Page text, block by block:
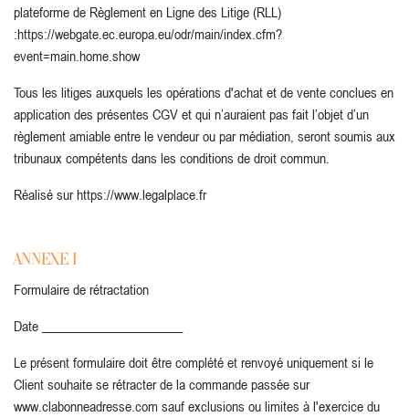
plateforme de Règlement en Ligne des Litige (RLL)
:https://webgate.ec.europa.eu/odr/main/index.cfm?
event=main.home.show
Tous les litiges auxquels les opérations d'achat et de vente conclues en
application des présentes CGV et qui n’auraient pas fait l’objet d’un
règlement amiable entre le vendeur ou par médiation, seront soumis aux
tribunaux compétents dans les conditions de droit commun.
Réalisé sur https://www.legalplace.fr
ANNEXE I
Formulaire de rétractation
Date ______________________
Le présent formulaire doit être complété et renvoyé uniquement si le
Client souhaite se rétracter de la commande passée sur
www.clabonneadresse.com sauf exclusions ou limites à l'exercice du